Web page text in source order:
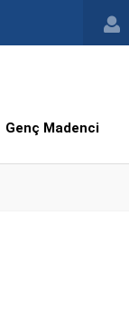
Genç Madenci